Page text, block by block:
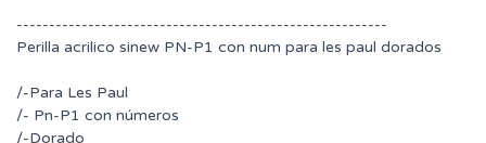
---------------------------------------------------------
Perilla acrilico sinew PN-P1 con num para les paul dorados
/-Para Les Paul
/- Pn-P1 con números
/-Dorado